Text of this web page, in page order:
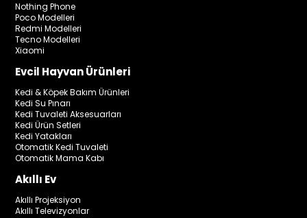
Nothing Phone
Poco Modelleri
Redmi Modelleri
Tecno Modelleri
Xiaomi
Evcil Hayvan Ürünleri
Kedi & Köpek Bakım Ürünleri
Kedi Su Pınarı
Kedi Tuvaleti Aksesuarları
Kedi Ürün Setleri
Kedi Yatakları
Otomatik Kedi Tuvaleti
Otomatik Mama Kabı
Akıllı Ev
Akıllı Projeksiyon
Akıllı Televizyonlar